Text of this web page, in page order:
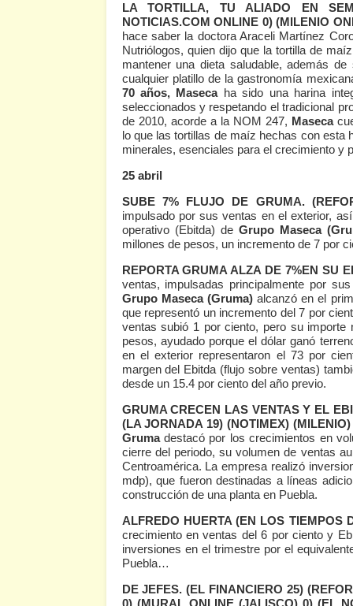
LA TORTILLA, TU ALIADO EN
NOTICIAS.COM ONLINE 0) (MILENIO
hace saber la doctora Araceli Martínez
Nutriólogos, quien dijo que la tortilla de
mantener una dieta saludable, además
cualquier platillo de la gastronomía
70 años, Masecaha sido una harina
seleccionados y respetando el tradicional
de 2010, acorde a la NOM 247, Maseca
lo que las tortillas de maíz hechas con esta
minerales, esenciales para el crecimiento y
25 abril
SUBE 7% FLUJO DE GRUMA.
impulsado por sus ventas en el exterior,
operativo (Ebitda) de Grupo Maseca
millones de pesos, un incremento de 7 por
REPORTA GRUMA ALZA DE 7%EN SU
ventas, impulsadas principalmente por
Grupo Maseca (Gruma)alcanzó en el
que representó un incremento del 7 por
ventas subió 1 por ciento, pero su
pesos, ayudado porque el dólar ganó
en el exterior representaron el 73 por
margen del Ebitda (flujo sobre ventas)
desde un 15.4 por ciento del año previo.
GRUMA CRECEN LAS VENTAS Y EL
(LA JORNADA 19) (NOTIMEX) (MILENIO)
Gruma destacó por los crecimientos en
cierre del periodo, su volumen de ventas
Centroamérica. La empresa realizó
mdp), que fueron destinadas a líneas
construcción de una planta en Puebla.
ALFREDO HUERTA (EN LOS
crecimiento en ventas del 6 por ciento y
inversiones en el trimestre por el
Puebla…
DE JEFES.(EL FINANCIERO 25)
0) (MURAL ONLINE (JALISCO) 0) (EL